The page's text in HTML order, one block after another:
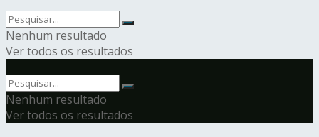
Nenhum resultado
Ver todos os resultados
Nenhum resultado
Ver todos os resultados